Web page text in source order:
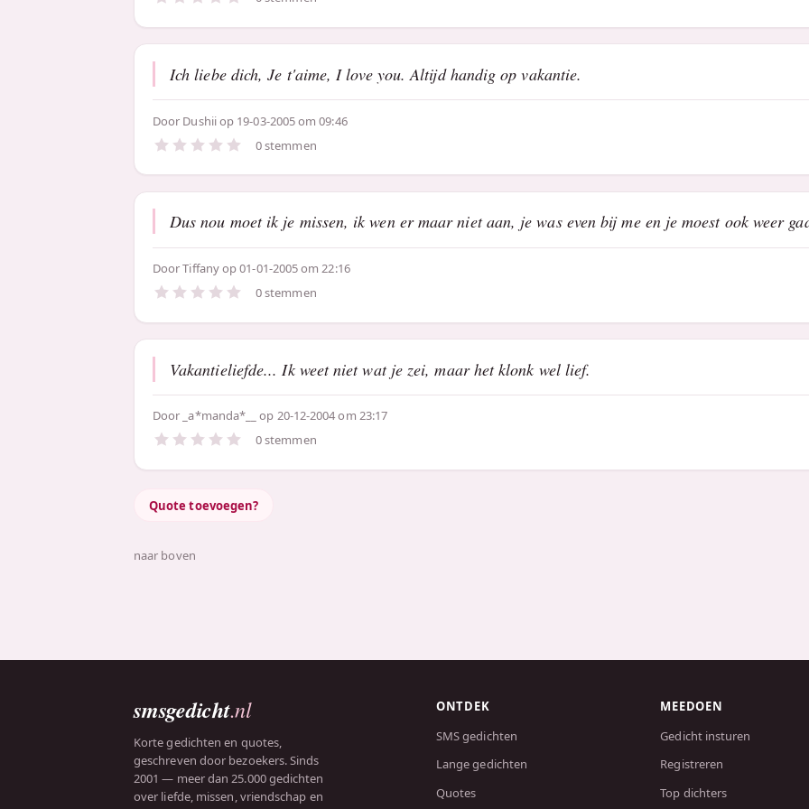
Ich liebe dich, Je t'aime, I love you. Altijd handig op vakantie.
Door Dushiiop 19-03-2005 om 09:46
0 stemmen
Dus nou moet ik je missen, ik wen er maar niet aan, je was even bij me en je moest ook weer
DoorTiffanyop 01-01-2005 om 22:16
0 stemmen
Vakantieliefde... Ik weet niet wat je zei, maar het klonk wel lief.
Door _a*manda*__
op 20-12-2004 om 23:17
0 stemmen
Quote toevoegen?
naar boven
smsgedicht.nl
Korte gedichten en quotes,
geschreven door bezoekers. Sinds
2001 — meer dan 25.000 gedichten
over liefde, missen, vriendschap en
ONTDEK
SMS gedichten
Lange gedichten
Quotes
MEEDOEN
Gedicht insturen
Registreren
Top dichters